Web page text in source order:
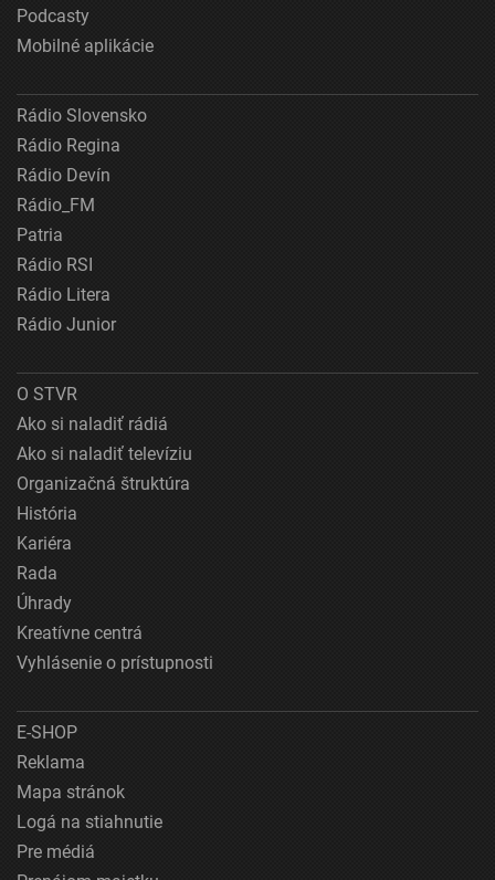
Podcasty
Mobilné aplikácie
Rádio Slovensko
Rádio Regina
Rádio Devín
Rádio_FM
Patria
Rádio RSI
Rádio Litera
Rádio Junior
O STVR
Ako si naladiť rádiá
Ako si naladiť televíziu
Organizačná štruktúra
História
Kariéra
Rada
Úhrady
Kreatívne centrá
Vyhlásenie o prístupnosti
E-SHOP
Reklama
Mapa stránok
Logá na stiahnutie
Pre médiá